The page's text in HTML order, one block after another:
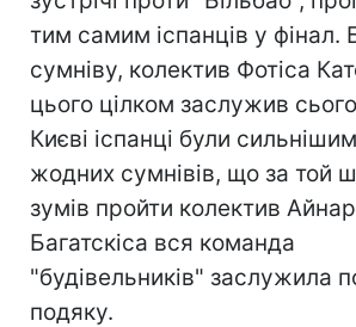
тим самим іспанців у фінал.
сумніву, колектив Фотіса
цього цілком заслужив
Києві іспанці були
жодних сумнівів, що за той
зумів пройти колектив
Багатскіса вся команда
"будівельників" заслужила
подяку.